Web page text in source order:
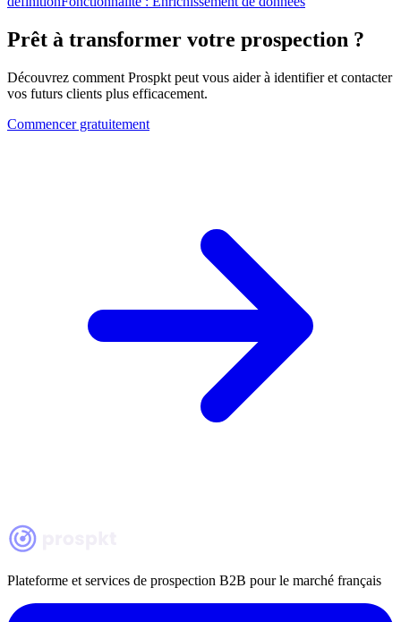
Prêt à transformer votre prospection ?
Découvrez comment Prospkt peut vous aider à identifier et contacter
vos futurs clients plus efficacement.
Commencer gratuitement
Plateforme et services de prospection B2B pour le marché français